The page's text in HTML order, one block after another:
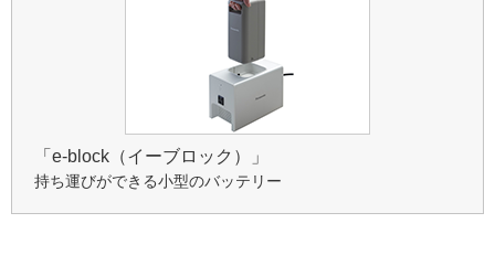
「e-block（イーブロック）」
持ち運びができる小型のバッテリー